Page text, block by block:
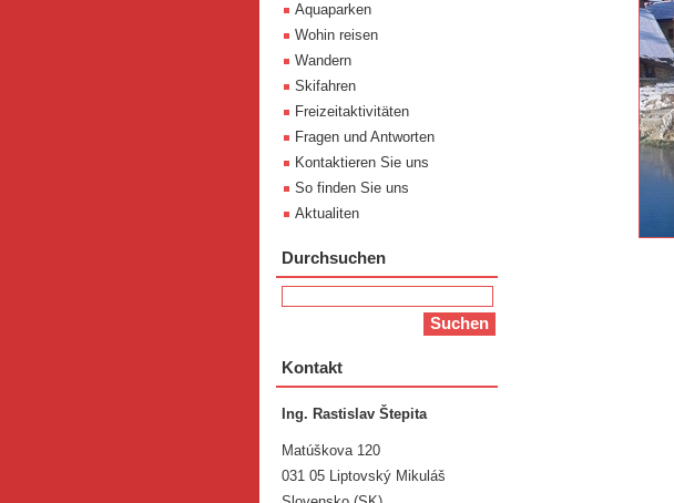
Aquaparken
Wohin reisen
Wandern
Skifahren
Freizeitaktivitäten
Fragen und Antworten
Kontaktieren Sie uns
So finden Sie uns
Aktualiten
Durchsuchen
Kontakt
Ing. Rastislav Štepita
Matúškova 120
031 05 Liptovský Mikuláš